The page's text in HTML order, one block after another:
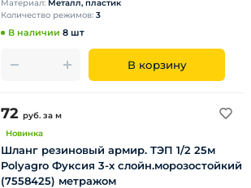
Материал: Металл, пластик
Количество режимов: 3
В наличии 8 шт
В корзину
72 руб. за м
Новинка
Шланг резиновый армир. ТЭП 1/2 25м
Polyagro Фуксия 3-х слойн.морозостойкий
(7558425) метражом